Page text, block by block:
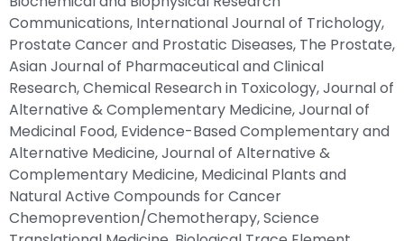
Communications, International Journal of Trichology,
Prostate Cancer and Prostatic Diseases, The Prostate,
Asian Journal of Pharmaceutical and Clinical
Research, Chemical Research in Toxicology, Journal of
Alternative & Complementary Medicine, Journal of
Medicinal Food, Evidence-Based Complementary and
Alternative Medicine, Journal of Alternative &
Complementary Medicine, Medicinal Plants and
Natural Active Compounds for Cancer
Chemoprevention/Chemotherapy, Science